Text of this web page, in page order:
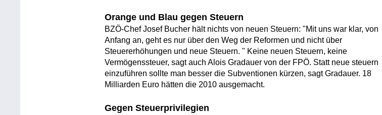
Orange und Blau gegen Steuern
BZÖ-Chef Josef Bucher hält nichts von neuen Steuern: "Mit uns war klar, von
Anfang an, geht es nur über den Weg der Reformen und nicht über
Steuererhöhungen und neue Steuern. " Keine neuen Steuern, keine
Vermögenssteuer, sagt auch Alois Gradauer von der FPÖ. Statt neue steuern
einzuführen sollte man besser die Subventionen kürzen, sagt Gradauer. 18
Milliarden Euro hätten die 2010 ausgemacht.
Gegen Steuerprivilegien